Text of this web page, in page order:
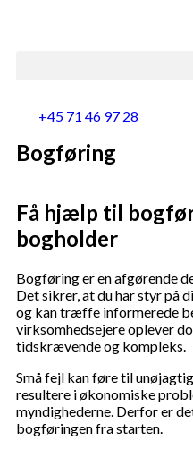
+45 71 46 97 28
Bogføring
Få hjælp til
bogholder
Bogføring er en afgørende
Det sikrer, at du har styr på
og kan træffe informerede
virksomhedsejere oplever
tidskrævende og kompleks.
Små fejl kan føre til
resultere i økonomiske
myndighederne. Derfor er
bogføringen fra starten.